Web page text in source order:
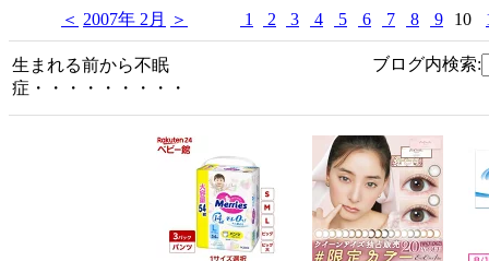
＜ 2007年 2月 ＞ 1 2 3 4 5 6 7 8 9 10
生まれる前から不眠
症・・・・・・・・・
ブログ内検索: